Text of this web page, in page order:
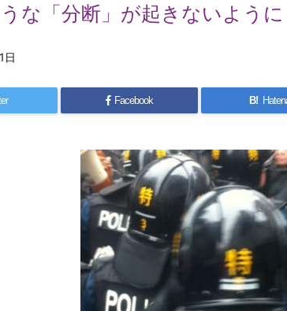
な「分断」が起きないように
日
Facebook B!